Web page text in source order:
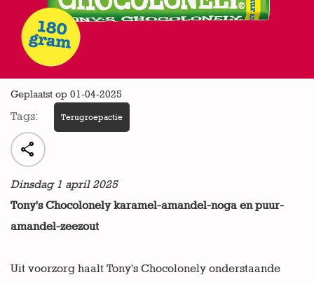
Geplaatst op 01-04-2025
Tags: Terugroepactie

Dinsdag 1 april 2025
Tony's Chocolonely karamel-amandel-noga en puur-
amandel-zeezout
Uit voorzorg haalt Tony's Chocolonely onderstaande